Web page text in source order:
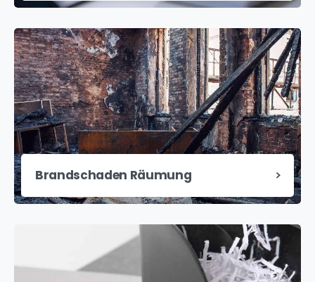
Brandschaden Räumung